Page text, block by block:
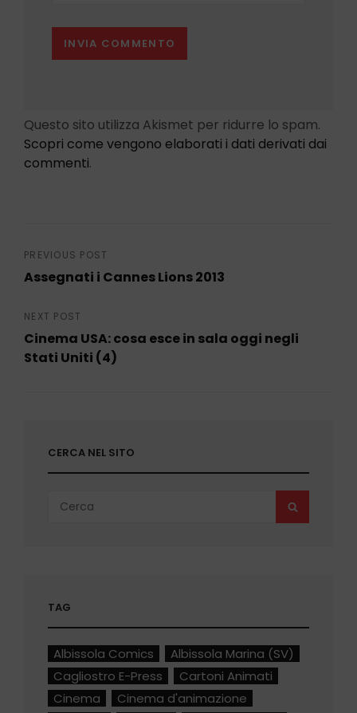
Questo sito utilizza Akismet per ridurre lo spam.
Scopri come vengono elaborati i dati derivati dai
commenti.
Navigazione
articoli
PREVIOUS POST
Assegnati i Cannes Lions 2013
Post
NEXT POST
Cinema USA: cosa esce in sala oggi negli
Stati Uniti (4)
CERCA NEL SITO
for:
TAG
Albissola Comics
Albissola Marina (SV)
Cagliostro E-Press
Cartoni Animati
Cinema
Cinema d'animazione